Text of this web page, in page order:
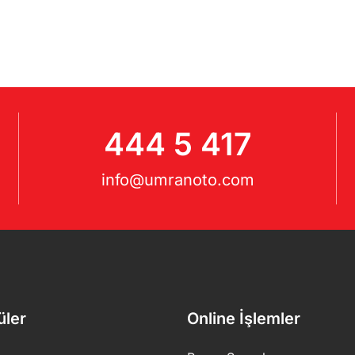
444 5 417
info@umranoto.com
Online İşlemler